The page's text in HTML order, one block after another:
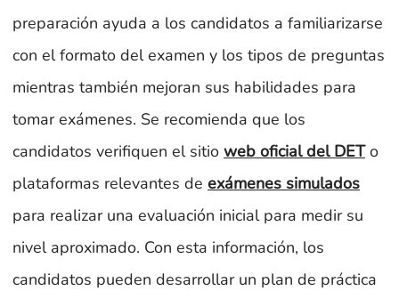
preparación ayuda a los candidatos a familiarizarse
con el formato del examen y los tipos de preguntas
mientras también mejoran sus habilidades para
tomar exámenes. Se recomienda que los
candidatos verifiquen el sitio web oficial del DETo
plataformas relevantes de exámenes simulados
para realizar una evaluación inicial para medir su
nivel aproximado. Con esta información, los
candidatos pueden desarrollar un plan de práctica